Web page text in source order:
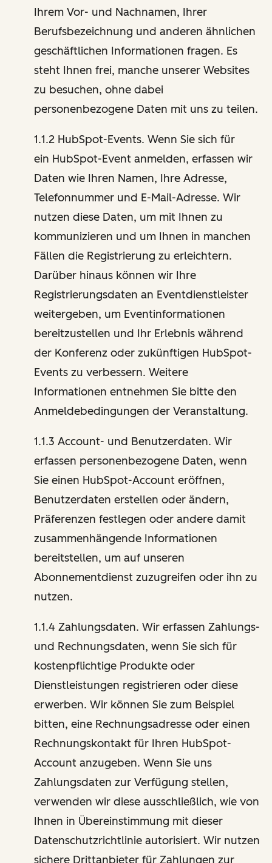
Ihrem Vor- und Nachnamen, Ihrer
Berufsbezeichnung und anderen ähnlichen
geschäftlichen Informationen fragen. Es
steht Ihnen frei, manche unserer Websites
zu besuchen, ohne dabei
personenbezogene Daten mit uns zu teilen.
1.1.2 HubSpot-Events. Wenn Sie sich für
ein HubSpot-Event anmelden, erfassen wir
Daten wie Ihren Namen, Ihre Adresse,
Telefonnummer und E-Mail-Adresse. Wir
nutzen diese Daten, um mit Ihnen zu
kommunizieren und um Ihnen in manchen
Fällen die Registrierung zu erleichtern.
Darüber hinaus können wir Ihre
Registrierungsdaten an Eventdienstleister
weitergeben, um Eventinformationen
bereitzustellen und Ihr Erlebnis während
der Konferenz oder zukünftigen HubSpot-
Events zu verbessern. Weitere
Informationen entnehmen Sie bitte den
Anmeldebedingungen der Veranstaltung.
1.1.3 Account- und Benutzerdaten. Wir
erfassen personenbezogene Daten, wenn
Sie einen HubSpot-Account eröffnen,
Benutzerdaten erstellen oder ändern,
Präferenzen festlegen oder andere damit
zusammenhängende Informationen
bereitstellen, um auf unseren
Abonnementdienst zuzugreifen oder ihn zu
nutzen.
1.1.4 Zahlungsdaten. Wir erfassen Zahlungs-
und Rechnungsdaten, wenn Sie sich für
kostenpflichtige Produkte oder
Dienstleistungen registrieren oder diese
erwerben. Wir können Sie zum Beispiel
bitten, eine Rechnungsadresse oder einen
Rechnungskontakt für Ihren HubSpot-
Account anzugeben. Wenn Sie uns
Zahlungsdaten zur Verfügung stellen,
verwenden wir diese ausschließlich, wie von
Ihnen in Übereinstimmung mit dieser
Datenschutzrichtlinie autorisiert. Wir nutzen
sichere Drittanbieter für Zahlungen zur